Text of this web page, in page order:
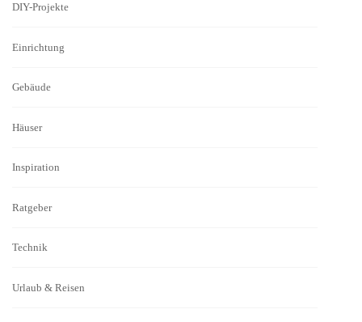
DIY-Projekte
Einrichtung
Gebäude
Häuser
Inspiration
Ratgeber
Technik
Urlaub & Reisen